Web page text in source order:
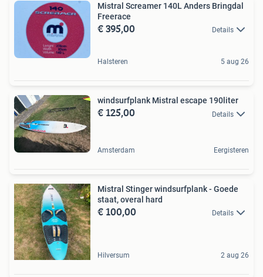
Mistral Screamer 140L Anders Bringdal
Freerace
€ 395,00 Details
Halsteren 5 aug 26
windsurfplank Mistral escape 190liter
€ 125,00 Details
Amsterdam Eergisteren
Mistral Stinger windsurfplank - Goede
staat, overal hard
€ 100,00 Details
Hilversum 2 aug 26